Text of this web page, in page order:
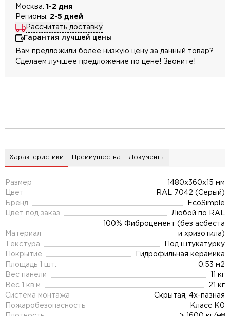
Москва: 1-2 дня
Регионы: 2-5 дней
Рассчитать доставку
Гарантия лучшей цены
Вам предложили более низкую цену за данный товар?
Сделаем лучшее предложение по цене! Звоните!
Характеристики Преимущества Документы
Размер
1480х360х15 мм
Цвет
RAL 7042 (Серый)
Бренд
EcoSimple
Цвет под заказ
Любой по RAL
Материал
100% Фиброцемент (без асбеста
и хризотила)
Текстура
Под штукатурку
Покрытие
Гидрофильная керамика
Площадь 1 шт.
0.53 м2
Вес панели
11 кг
Вес 1 кв.м
21 кг
Система монтажа
Скрытая, 4х-пазная
Пожаробезопасность
Класс К0